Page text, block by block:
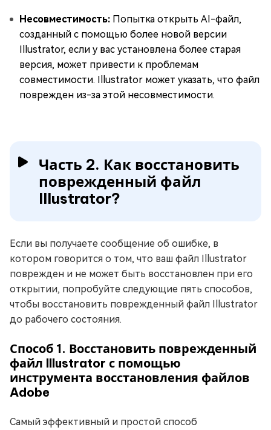
Несовместимость: Попытка открыть AI-файл,
созданный с помощью более новой версии
Illustrator, если у вас установлена более старая
версия, может привести к проблемам
совместимости. Illustrator может указать, что файл
поврежден из-за этой несовместимости.
Часть 2. Как восстановить
поврежденный файл
Illustrator?
Если вы получаете сообщение об ошибке, в
котором говорится о том, что ваш файл Illustrator
поврежден и не может быть восстановлен при его
открытии, попробуйте следующие пять способов,
чтобы восстановить поврежденный файл Illustrator
до рабочего состояния.
Способ 1. Восстановить поврежденный
файл Illustrator с помощью
инструмента восстановления файлов
Adobe
Самый эффективный и простой способ